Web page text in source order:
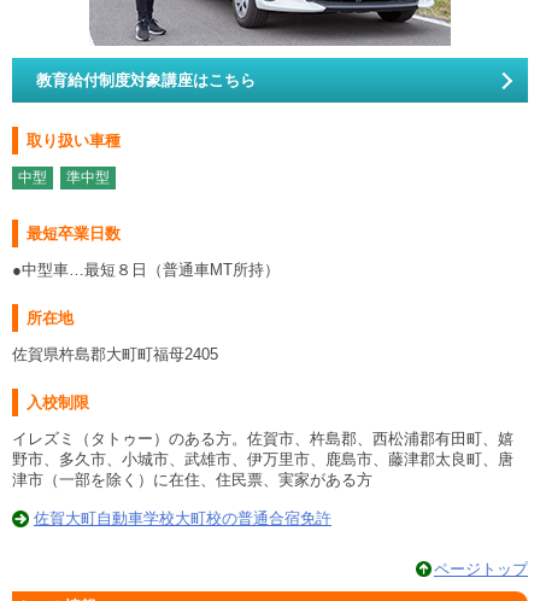
教育給付制度対象講座はこちら
取り扱い車種
中型 準中型
最短卒業日数
●中型車…最短８日（普通車MT所持）
所在地
佐賀県杵島郡大町町福母2405
入校制限
イレズミ（タトゥー）のある方。佐賀市、杵島郡、西松浦郡有田町、嬉
野市、多久市、小城市、武雄市、伊万里市、鹿島市、藤津郡太良町、唐
津市（一部を除く）​に在住、住民票、実家がある方
佐賀大町自動車学校大町校の普通合宿免許
ページトップ